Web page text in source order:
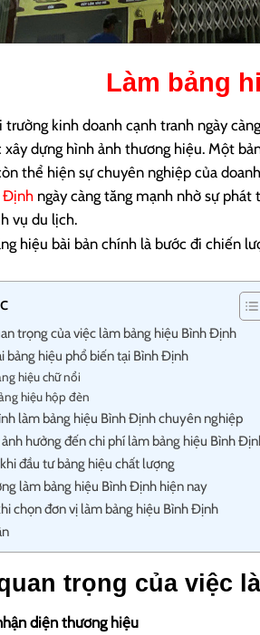
Làm bảng
trường kinh doanh cạnh tranh ngày
xây dựng hình ảnh thương hiệu. Một
thể hiện sự chuyên nghiệp của
Định ngày càng tăng mạnh nhờ sự phát
vụ du lịch.
hiệu bài bản chính là bước đi chiến
trọng của việc làm bảng hiệu Bình Định
bảng hiệu phổ biến tại Bình Định
hiệu chữ nổi
hiệu hộp đèn
làm bảng hiệu Bình Định chuyên nghiệp
hưởng đến chi phí làm bảng hiệu Bình
đầu tư bảng hiệu chất lượng
làm bảng hiệu Bình Định hiện nay
chọn đơn vị làm bảng hiệu Bình Định
trọng của việc
diện thương hiệu